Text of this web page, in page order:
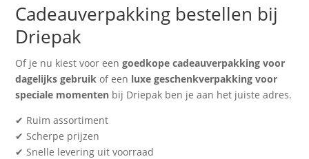
Cadeauverpakking bestellen bij
Driepak
Of je nu kiest voor eengoedkope cadeauverpakking voor
dagelijks gebruik of een luxe geschenkverpakking voor
speciale momenten bij Driepak ben je aan het juiste adres.
✔ Ruim assortiment
✔ Scherpe prijzen
✔ Snelle levering uit voorraad